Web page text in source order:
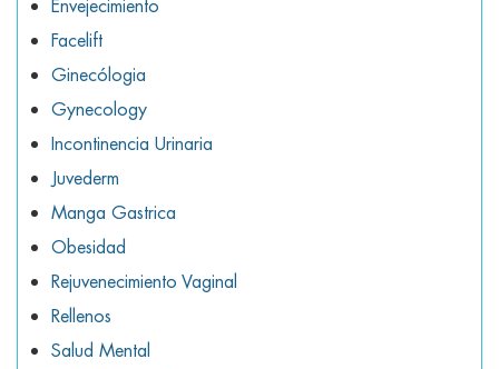
Envejecimiento
Facelift
Ginecólogia
Gynecology
Incontinencia Urinaria
Juvederm
Manga Gastrica
Obesidad
Rejuvenecimiento Vaginal
Rellenos
Salud Mental